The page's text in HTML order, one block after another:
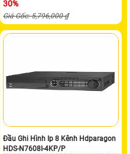
30%
Giá Gốc: 5,796,000 ₫
Đầu Ghi Hình Ip 8 Kênh Hdparagon
HDS-N7608I-4KP/P